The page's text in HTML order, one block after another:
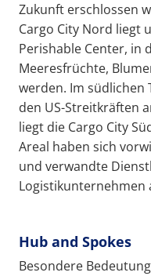
Zukunft erschlossen
Cargo City Nord liegt
Perishable Center, in
Meeresfrüchte,
werden. Im südlichen
den US-Streitkräften
liegt die Cargo City
Areal haben sich
und verwandte
Logistikunternehmen
Hub and Spokes
Besondere